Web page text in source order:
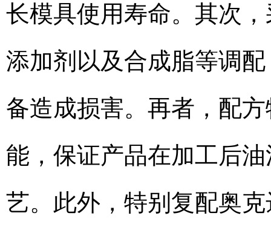
长模具使用寿命。其次
添加剂以及合成脂等调
备造成损害。再者，配
能，保证产品在加工后
艺。此外，特别复配奥